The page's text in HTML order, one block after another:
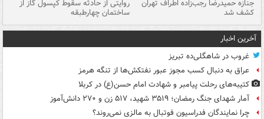
جنازه حمیدرضا رجب‌زاده اطراف تهران
کشف شد
روایتی از حادثه سقوط کپسول گاز از
ساختمان چهارطبقه
آخرین اخبار
غروب در شاهگلی‌ده تبریز
عراق به دنبال کسب مجوز عبور نفتکش‌ها از تنگه هرمز
کتیبه‌های رحلت پیامبر و شهادت امام حسن(ع) در کربلا
آمار شهدای جنگ رمضان؛ ۳۵۱۹ شهید، ۵۱۷ زن و ۲۷۰ دانش‌آموز
چرا نمایندگان فدراسیون فوتبال به مالزی نمی‌روند؟